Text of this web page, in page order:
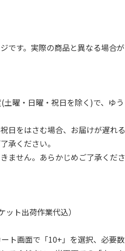
です。実際の商品と異なる場合が
曜・日曜・祝日を除く)で、ゆう
日をはさむ場合、お届けが遅れる
承ください。
ません。あらかじめご了承くださ
ト出荷作業代込）
ト画面で「10+」を選択、必要数